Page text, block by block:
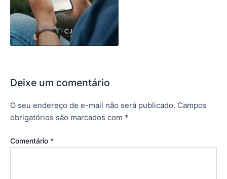
Deixe um comentário
O seu endereço de e-mail não será publicado. Campos
obrigatórios são marcados com *
Comentário *